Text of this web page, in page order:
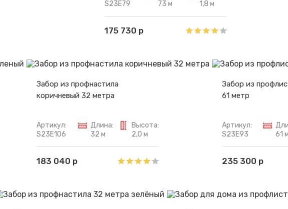
S23E79
73 м
1,8 м
175 730 р
Забор из профнастила
коричневый 32 метра
Артикул:
S23E106
Длина:
32 м
Высота:
2,0 м
183 040 р
Забор из
61 метр
Артикул:
S23E93
61 м
235 300 р